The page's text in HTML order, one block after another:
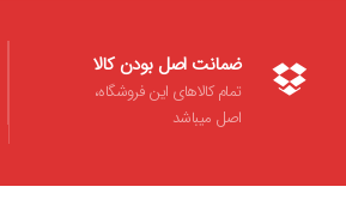
ضمانت اصل بودن کالا
تمام کالاهای این فروشگاه،
اصل میباشد